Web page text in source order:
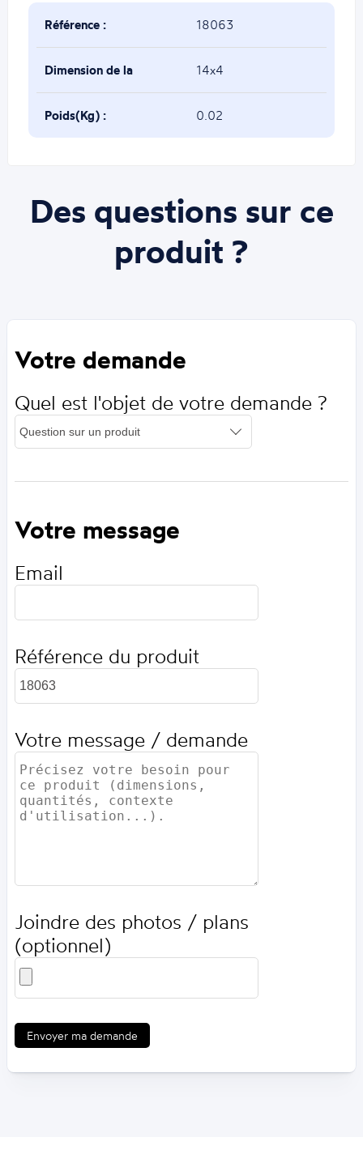
Référence : 18063
Dimension de la
base(mm) :
14x4
Poids(Kg) : 0.02
Des questions sur ce
produit ?
Votre demande
Quel est l'objet de votre demande ?
Votre message
Email
Référence du produit
Votre message / demande
Joindre des photos / plans
(optionnel)
Envoyer ma demande